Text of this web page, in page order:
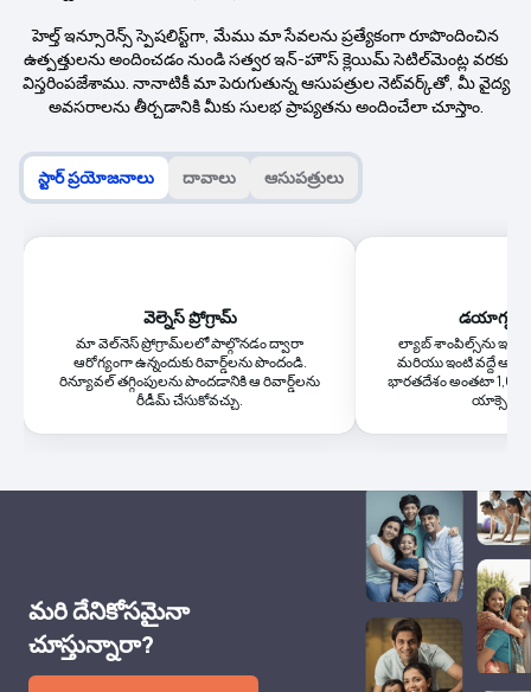
హెల్త్ ఇన్సూరెన్స్ స్పెషలిస్ట్‌గా, మేము మా సేవలను ప్రత్యేకంగా రూపొందించిన
ఉత్పత్తులను అందించడం నుండి సత్వర ఇన్-హౌస్ క్లెయిమ్ సెటిల్‌మెంట్ల వరకు
విస్తరింపజేశాము. నానాటికీ మా పెరుగుతున్న ఆసుపత్రుల నెట్‌వర్క్‌తో, మీ వైద్య
అవసరాలను తీర్చడానికి మీకు సులభ ప్రాప్యతను అందించేలా చూస్తాం.
స్టార్ ప్రయోజనాలు దావాలు ఆసుపత్రులు
వెల్నెస్ ప్రోగ్రామ్
మా వెల్‌నెస్ ప్రోగ్రామ్‌లలో పాల్గొనడం ద్వారా
ఆరోగ్యంగా ఉన్నందుకు రివార్డ్‌లను పొందండి.
రిన్యూవల్ తగ్గింపులను పొందడానికి ఆ రివార్డ్‌లను
రీడీమ్ చేసుకోవచ్చు.
డయాగ్నస్టిక్
ల్యాబ్ శాంపిల్స్‌ను ఇంటి
మరియు ఇంటి వద్దే
భారతదేశం అంతటా 1,635
యాక్సెస్
మరి దేనికోసమైనా
చూస్తున్నారా?